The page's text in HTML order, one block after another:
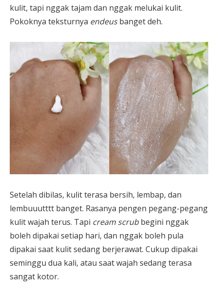
kulit, tapi nggak tajam dan nggak melukai kulit.
Pokoknya teksturnya endeusbanget deh.
Setelah dibilas, kulit terasa bersih, lembap, dan
lembuuutttt banget. Rasanya pengen pegang-pegang
kulit wajah terus. Tapi cream scrubbegini nggak
boleh dipakai setiap hari, dan nggak boleh pula
dipakai saat kulit sedang berjerawat. Cukup dipakai
seminggu dua kali, atau saat wajah sedang terasa
sangat kotor.